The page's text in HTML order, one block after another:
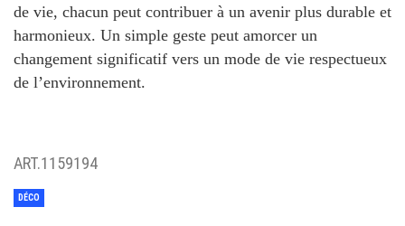
de vie, chacun peut contribuer à un avenir plus durable et
harmonieux. Un simple geste peut amorcer un
changement significatif vers un mode de vie respectueux
de l’environnement.
ART.1159194
DÉCO